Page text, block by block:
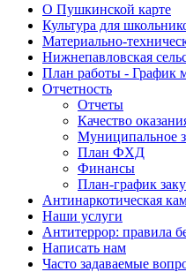
О Пушкинской карте
Культура для
Материально-
Нижнепавловская
План работы - График
Отчетность
Отчеты
Качество
Муниципальное
План ФХД
Финансы
План-график
Антинаркотическая
Наши услуги
Антитеррор: правила
Написать нам
Часто задаваемые